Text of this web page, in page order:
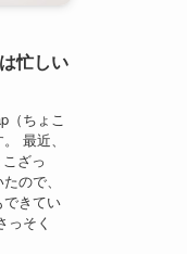
忙しい
（ちょこ
最近、
ざっ
ので、
きてい
っそく